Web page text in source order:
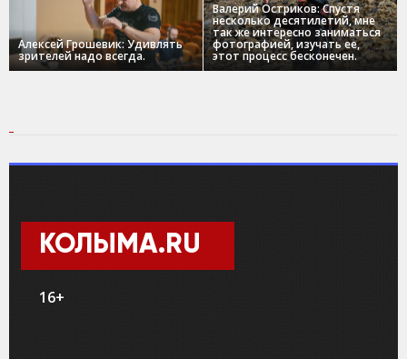
Алексей Грошевик: Удивлять
зрителей надо всегда.
Валерий Остриков: Спустя
несколько десятилетий, мне
так же интересно заниматься
фотографией, изучать ее,
этот процесс бесконечен.
КОЛЫМА.RU
16+